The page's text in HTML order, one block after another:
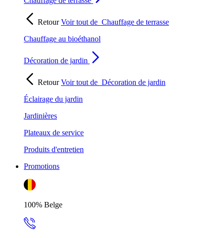
RetourVoir tout de Chauffage de terrasse
Chauffage au bioéthanol
Décoration de jardin
RetourVoir tout de Décoration de jardin
Éclairage du jardin
Jardinières
Plateaux de service
Produits d'entretien
Promotions
100% Belge